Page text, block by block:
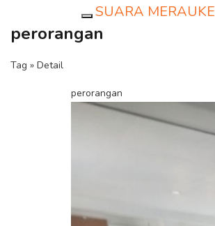
SUARA MERAUKE
perorangan
Tag » Detail
perorangan